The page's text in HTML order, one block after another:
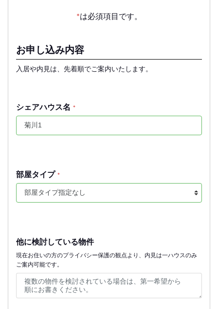
*は必須項目です。
お申し込み内容
入居や内見は、先着順でご案内いたします。
シェアハウス名 *
部屋タイプ *
他に検討している物件
現在お住いの方のプライバシー保護の観点より、内見は一ハウスのみ
ご案内可能です。